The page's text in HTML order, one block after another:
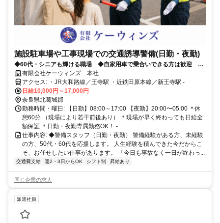
施設駐車場や工事現場での交通誘導警備(日勤・夜勤)
◆60代・シニアも輝ける職場 ◆自家用車で乗合いできる方は歓迎 ◆
週2日〜、Wワーク・副業OK
有限会社ケーウィンズ 本社
アクセス: ・JR大和路線／王寺駅 ・近鉄田原本線／新王寺駅 ‐
日給10,000円～17,000円
奈良県北葛城郡
勤務時間・曜日: 【日勤】08:00～17:00 【夜勤】20:00〜05:00 ＊休
憩60分 （現場により若干前後あり） ＊現場が早く終わっても日給全
額保証 ＊日勤・夜勤専属勤務OK！ ‐
仕事内容: ◆警備スタッフ（日勤・夜勤） 警備経験がある方、未経験
の方、50代・60代を応援します。 人生経験を積んできた今だからこ
そ、お任せしたい仕事があります。 「今日も事故なく一日が終わっ...
交通費支給 週2・3日からOK シフト制 昇給あり
同じ企業の求人
派遣社員